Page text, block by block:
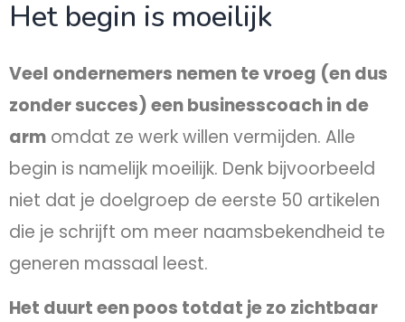
Het begin is moeilijk
Veel ondernemers nemen te vroeg (en dus
zonder succes) een businesscoach in de
arm omdat ze werk willen vermijden. Alle
begin is namelijk moeilijk. Denk bijvoorbeeld
niet dat je doelgroep de eerste 50 artikelen
die je schrijft om meer naamsbekendheid te
generen massaal leest.
Het duurt een poos totdat je zo zichtbaar